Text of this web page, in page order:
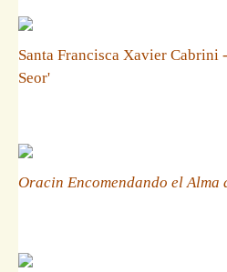
Santa Francisca Xavier Cabrini
Seor'
Oracin Encomendando el Alma